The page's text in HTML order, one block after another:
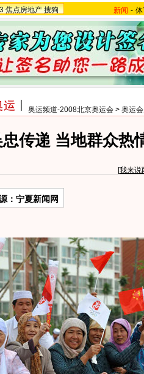
焦点房地产 搜狗 新闻 -
奥运频道-2008北京奥运会 > 奥运
传递 当地群众热
[我来说
：宁夏新闻网